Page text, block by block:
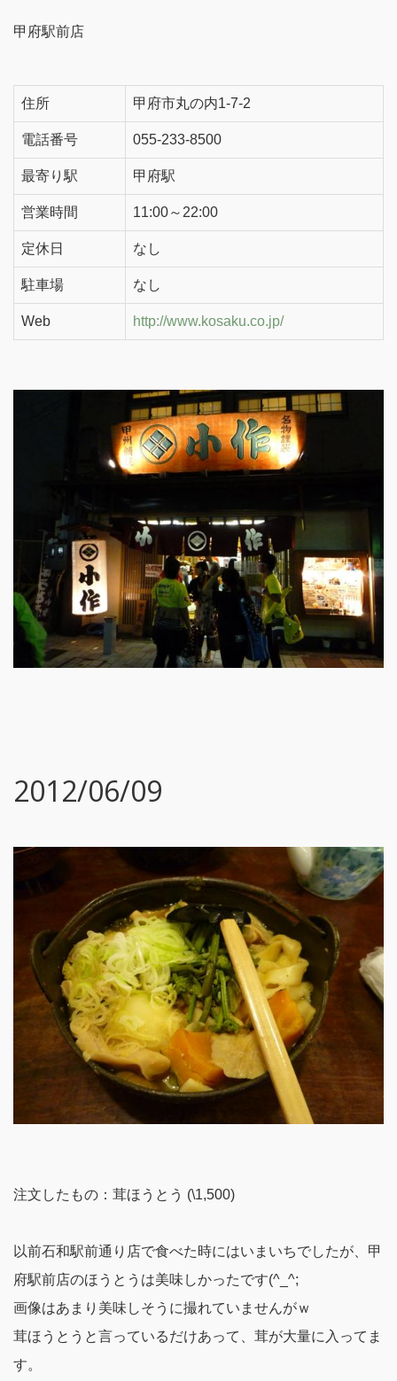
甲府駅前店
住所 甲府市丸の内1-7-2
電話番号 055-233-8500
最寄り駅 甲府駅
営業時間 11:00～22:00
定休日 なし
駐車場 なし
Web http://www.kosaku.co.jp/
2012/06/09
注文したもの：茸ほうとう (\1,500)
以前石和駅前通り店で食べた時にはいまいちでしたが、甲
府駅前店のほうとうは美味しかったです(^_^;
画像はあまり美味しそうに撮れていませんがｗ
茸ほうとうと言っているだけあって、茸が大量に入ってま
す。